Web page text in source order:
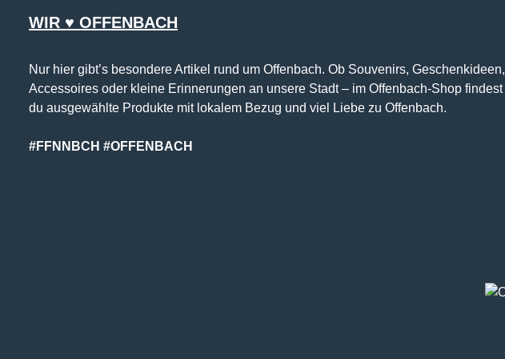
WIR ♥ OFFENBACH
Nur hier gibt’s besondere Artikel rund um Offenbach. Ob Souvenirs, Geschenkideen,
Accessoires oder kleine Erinnerungen an unsere Stadt – im Offenbach-Shop findest
du ausgewählte Produkte mit lokalem Bezug und viel Liebe zu Offenbach.
#FFNNBCH #OFFENBACH